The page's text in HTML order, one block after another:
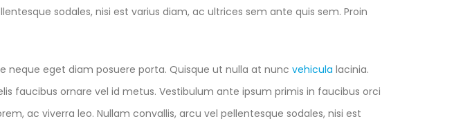
sodales, nisi est varius diam, ac ultrices sem ante quis sem. Proin
neque eget diam posuere porta. Quisque ut nulla at nunc vehicula lacinia.
faucibus ornare vel id metus. Vestibulum ante ipsum primis in faucibus orci
ac viverra leo. Nullam convallis, arcu vel pellentesque sodales, nisi est